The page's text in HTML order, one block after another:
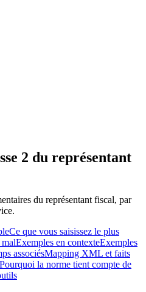
2 du représentant
du représentant fiscal, par
Ce que vous saisissez le plus
Exemples en contexteExemples
associésMapping XML et faits
Pourquoi la norme tient compte de